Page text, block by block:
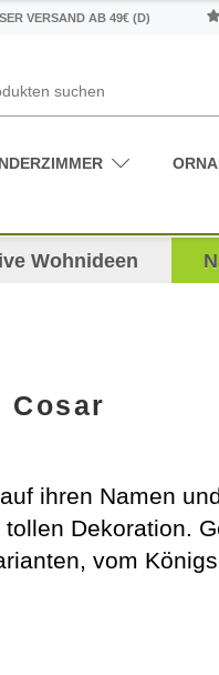
VERSAND AB 49€ (D)
Wohnideen
Cosar
ihren Namen
Dekoration.
vom